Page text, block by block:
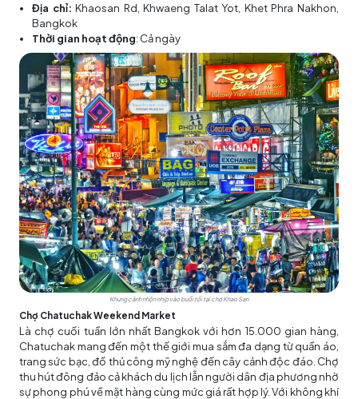
Địa chỉ: Khaosan Rd, Khwaeng Talat Yot, Khet Phra Nakhon,
Bangkok
Thời gian hoạt động: Cả ngày
Khung cảnh nhộn nhịp vào buổi tối tại chợ Khao San
Chợ Chatuchak Weekend Market
Là chợ cuối tuần lớn nhất Bangkok với hơn 15.000 gian hàng,
Chatuchak mang đến một thế giới mua sắm đa dạng từ quần áo,
trang sức bạc, đồ thủ công mỹ nghệ đến cây cảnh độc đáo. Chợ
thu hút đông đảo cả khách du lịch lẫn người dân địa phương nhờ
sự phong phú về mặt hàng cùng mức giá rất hợp lý. Với không khí